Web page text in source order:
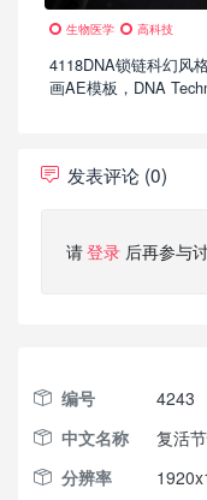
生物医学 高科技
4118DNA锁链科幻风
画AE模板，DNA
发表评论 (0)
请登录 后再参与
编号
4243
中文名称
复活
分辨率